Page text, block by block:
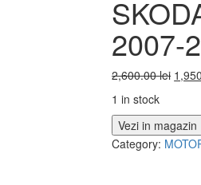
2007-
2,600.00lei
1 in stock
Vezi in magazin
Category: